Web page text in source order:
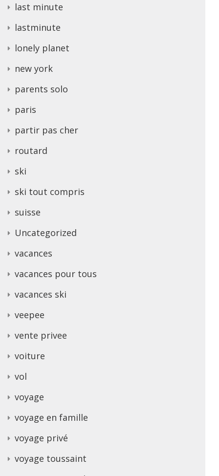
last minute
lastminute
lonely planet
new york
parents solo
paris
partir pas cher
routard
ski
ski tout compris
suisse
Uncategorized
vacances
vacances pour tous
vacances ski
veepee
vente privee
voiture
vol
voyage
voyage en famille
voyage privé
voyage toussaint